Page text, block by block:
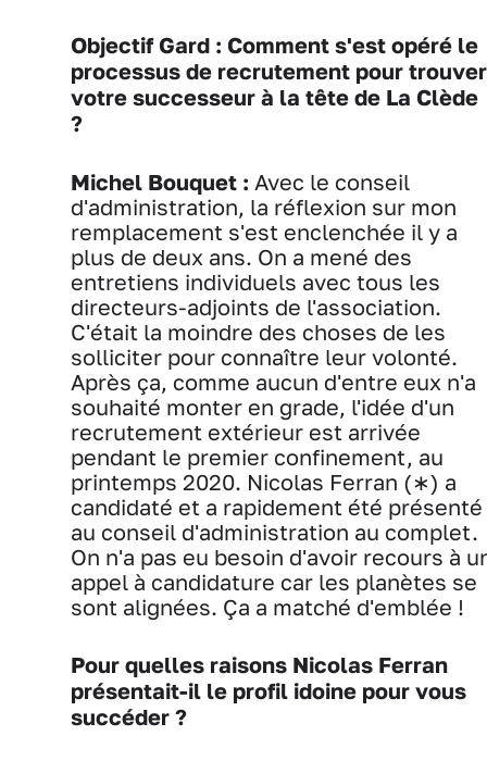
Objectif Gard : Comment s'est opéré le
processus de recrutement pour trouver
votre successeur à la tête de La Clède
?
Michel Bouquet : Avec le conseil
d'administration, la réflexion sur mon
remplacement s'est enclenchée il y a
plus de deux ans. On a mené des
entretiens individuels avec tous les
directeurs-adjoints de l'association.
C'était la moindre des choses de les
solliciter pour connaître leur volonté.
Après ça, comme aucun d'entre eux n'a
souhaité monter en grade, l'idée d'un
recrutement extérieur est arrivée
pendant le premier confinement, au
printemps 2020. Nicolas Ferran (∗) a
candidaté et a rapidement été présenté
au conseil d'administration au complet.
On n'a pas eu besoin d'avoir recours à
appel à candidature car les planètes se
sont alignées. Ça a matché d'emblée !
Pour quelles raisons Nicolas Ferran
présentait-il le profil idoine pour vous
succéder ?